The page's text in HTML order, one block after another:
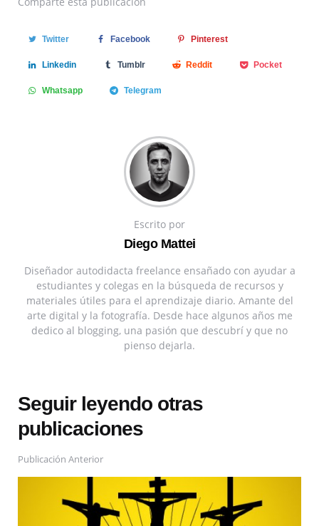
Twitter Facebook Pinterest
Linkedin Tumblr Reddit Pocket
Whatsapp Telegram
Escrito por
Diego Mattei
Diseñador autodidacta freelance ensañado con ayudar a
estudiantes y colegas en la búsqueda de recursos y
materiales útiles para el aprendizaje diario. Amante del
arte digital y la fotografía. Desde hace algunos años me
dedico al blogging, una pasión que descubrí y que no
pienso dejarla.
Seguir leyendo otras
publicaciones
Publicación Anterior